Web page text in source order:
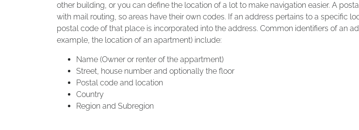
other building, or you can define the location of a lot to make navigation easier. A
with mail routing, so areas have their own codes. If an address pertains to a specific
postal code of that place is incorporated into the address. Common identifiers of an
example, the location of an apartment) include:
Name (Owner or renter of the appartment)
Street, house number and optionally the floor
Postal code and location
Country
Region and Subregion